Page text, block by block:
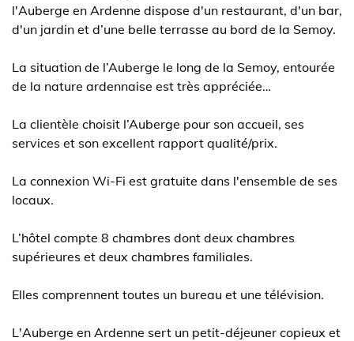
l'Auberge en Ardenne dispose d'un restaurant, d'un bar,
d'un jardin et d’une belle terrasse au bord de la Semoy.
La situation de l’Auberge le long de la Semoy, entourée
de la nature ardennaise est très appréciée…
La clientèle choisit l’Auberge pour son accueil, ses
services et son excellent rapport qualité/prix.
La connexion Wi-Fi est gratuite dans l'ensemble de ses
locaux.
L’hôtel compte 8 chambres dont deux chambres
supérieures et deux chambres familiales.
Elles comprennent toutes un bureau et une télévision.
L'Auberge en Ardenne sert un petit-déjeuner copieux et